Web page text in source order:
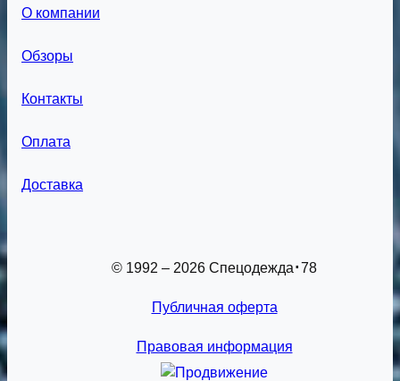
О компании
Обзоры
Контакты
Оплата
Доставка
© 1992 – 2026 Спецодежда 78
Публичная оферта
Правовая информация